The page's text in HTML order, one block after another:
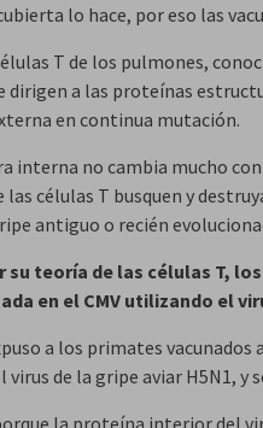
lo hace, por eso las
T de los pulmones,
dirigen a las proteínas
en continua mutación.
interna no cambia mucho
las células T busquen y
antiguo o recién
su teoría de las células T,
en el CMV utilizando el
a los primates vacunados
de la gripe aviar H5N1, y